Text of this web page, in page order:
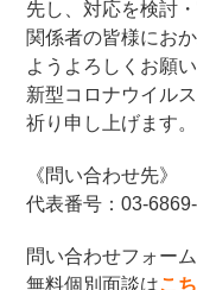
先し、対応を検討
関係者の皆様にお
ようよろしくお願
新型コロナウイル
祈り申し上げます。
《問い合わせ先》
代表番号：03-
問い合わせフォー
無料個別面談はこ